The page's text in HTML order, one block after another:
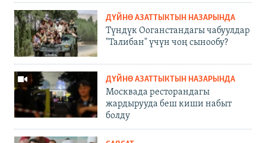
ДҮЙНӨ АЗАТТЫКТЫН НАЗАРЫНДА
Түндүк Ооганстандагы чабуулдар
"Талибан" үчүн чоң сынообу?
ДҮЙНӨ АЗАТТЫКТЫН НАЗАРЫНДА
Москвада ресторандагы
жардырууда беш киши набыт
болду